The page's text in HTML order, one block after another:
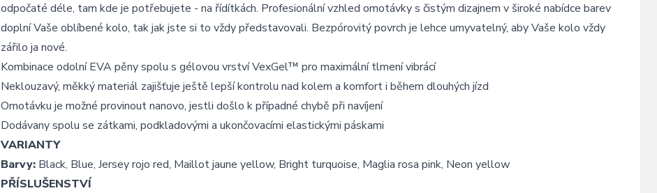
odpočaté déle, tam kde je potřebujete - na řídítkách. Profesionální vzhled omotávky s čistým dizajnem v široké nabídce barev
doplní Vaše oblíbené kolo, tak jak jste si to vždy představovali. Bezpórovitý povrch je lehce umyvatelný, aby Vaše kolo vždy
zářilo ja nové.
Kombinace odolní EVA pěny spolu s gélovou vrství VexGel™ pro maximální tlmení vibrácí
Neklouzavý, měkký materiál zajišťuje ještě lepší kontrolu nad kolem a komfort i během dlouhých jízd
Omotávku je možné provinout nanovo, jestli došlo k případné chybě při navíjení
Dodávany spolu se zátkami, podkladovými a ukončovacími elastickými páskami
VARIANTY
Barvy: Black, Blue, Jersey rojo red, Maillot jaune yellow, Bright turquoise, Maglia rosa pink, Neon yellow
PŘÍSLUŠENSTVÍ